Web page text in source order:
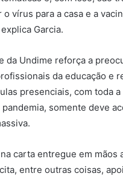
o vírus para a casa e a
Garcia.
da Undime reforça a
da educação e
presenciais, com toda
somente deve
carta entregue em mãos
entre outras coisas,